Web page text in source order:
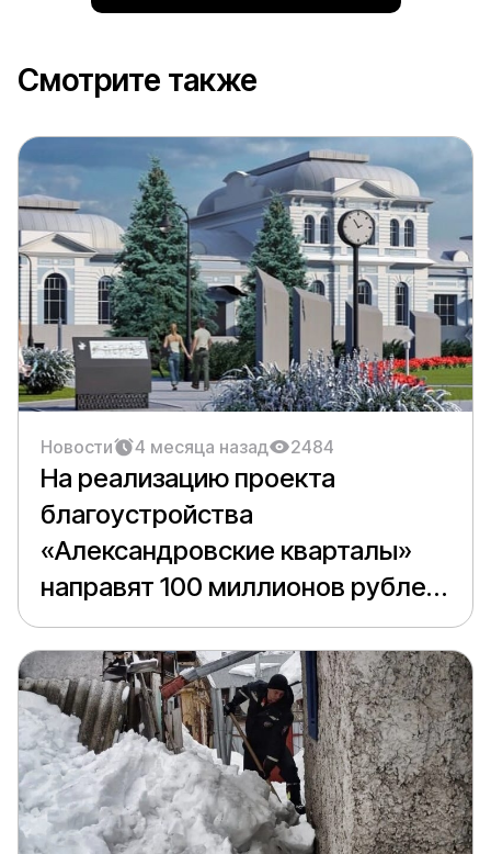
Смотрите также
Новости 4 месяца назад 2484
На реализацию проекта
благоустройства
«Александровские кварталы»
направят 100 миллионов рублей
из федерального бюджета.